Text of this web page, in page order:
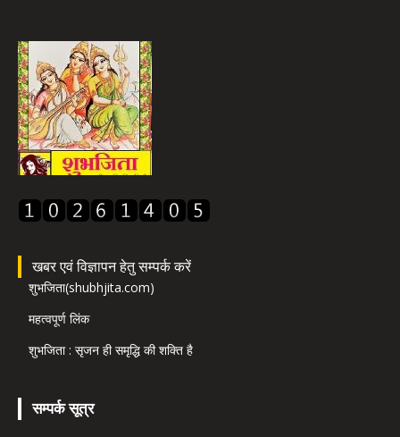
खबर एवं विज्ञापन हेतु सम्पर्क करें
शुभजिता(shubhjita.com)
महत्वपूर्ण लिंक
शुभजिता : सृजन ही समृद्धि की शक्ति है
सम्पर्क सूत्र